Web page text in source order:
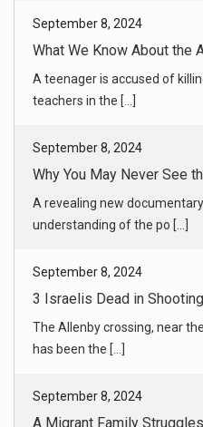
September 8, 2024
What We Know About the
A teenager is accused of
teachers in the [...]
September 8, 2024
Why You May Never See
A revealing new
understanding of the po [...]
September 8, 2024
3 Israelis Dead in
The Allenby crossing, near
has been the [...]
September 8, 2024
A Migrant Family Struggles